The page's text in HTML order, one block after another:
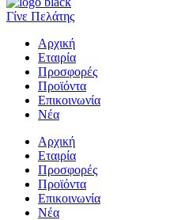
Γίνε Πελάτης
Αρχική
Εταιρία
Προσφορές
Προϊόντα
Επικοινωνία
Νέα
Αρχική
Εταιρία
Προσφορές
Προϊόντα
Επικοινωνία
Νέα